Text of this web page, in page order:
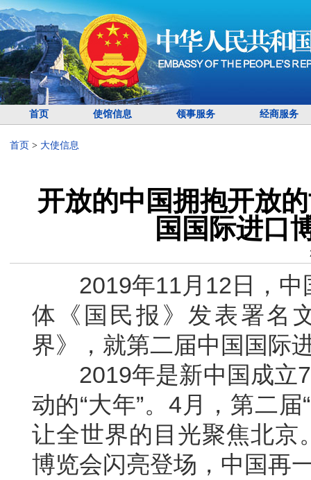
首页 使馆信息 领事服务 经商服务
首页 > 大使信息
开放的中国拥抱开放
国国际进口
2019年11月12日，中
体《国民报》发表署名
界》，就第二届中国国际
2019年是新中国成立
动的“大年”。4月，第二
让全世界的目光聚焦北京
博览会闪亮登场，中国再